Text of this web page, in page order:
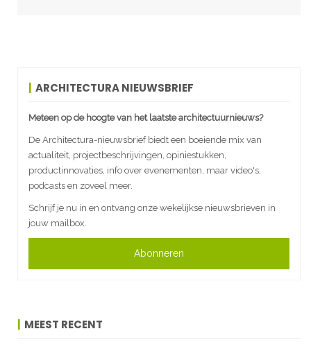
ARCHITECTURA NIEUWSBRIEF
Meteen op de hoogte van het laatste architectuurnieuws?
De Architectura-nieuwsbrief biedt een boeiende mix van
actualiteit, projectbeschrijvingen, opiniestukken,
productinnovaties, info over evenementen, maar video's,
podcasts en zoveel meer.
Schrijf je nu in en ontvang onze wekelijkse nieuwsbrieven in
jouw mailbox.
Abonneren
MEEST RECENT